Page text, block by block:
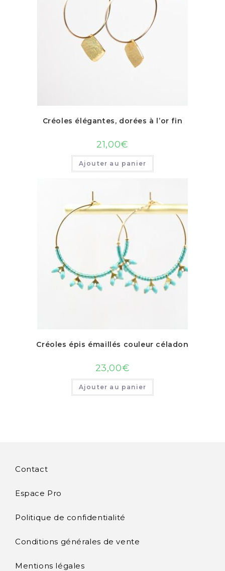
Créoles élégantes, dorées à l’or fin
21,00€
Ajouter au panier
Créoles épis émaillés couleur céladon
23,00€
Ajouter au panier
Contact
Espace Pro
Politique de confidentialité
Conditions générales de vente
Mentions légales